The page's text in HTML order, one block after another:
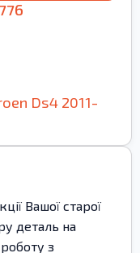
Ds4 2011-
Вашої старої
деталь на
з